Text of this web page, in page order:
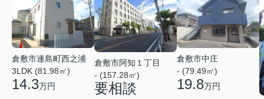
倉敷市連島町西之浦
3LDK (81.98㎡)
14.3万円
倉敷市阿知１丁目
- (157.28㎡)
要相談
倉敷市中庄
- (79.49㎡)
19.8万円